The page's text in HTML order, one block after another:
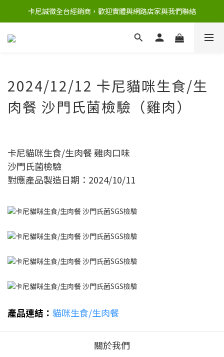
卡尼誠徵全台經銷商，歡迎實體與網路店家與我們聯絡
2024/12/12 卡尼貓咪生食/生
肉餐 沙門氏菌檢驗（雞肉）
卡尼貓咪生食/生肉餐 雞肉口味
沙門氏菌檢驗
對應產品製造日期：2024/10/11
產品連結： 貓咪生食/生肉餐
關於我們